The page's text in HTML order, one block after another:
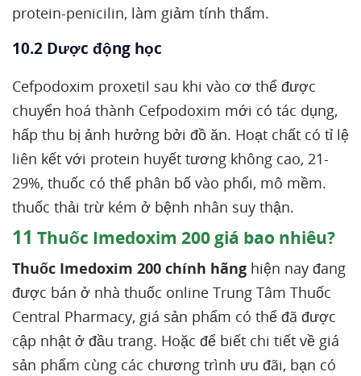
protein-penicilin, làm giảm tính thấm.
10.2 Dược động học
Cefpodoxim proxetil sau khi vào cơ thể được
chuyển hoá thành Cefpodoxim mới có tác dụng,
hấp thu bị ảnh hưởng bởi đồ ăn. Hoạt chất có tỉ lệ
liên kết với protein huyết tương không cao, 21-
29%, thuốc có thể phân bố vào phổi, mô mềm.
thuốc thải trừ kém ở bệnh nhân suy thận.
11 Thuốc Imedoxim 200 giá bao nhiêu?
Thuốc Imedoxim 200 chính hãng hiện nay đang
được bán ở nhà thuốc online Trung Tâm Thuốc
Central Pharmacy, giá sản phẩm có thể đã được
cập nhật ở đầu trang. Hoặc để biết chi tiết về giá
sản phẩm cùng các chương trình ưu đãi, bạn có